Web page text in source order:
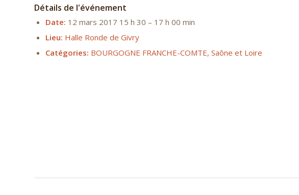
Détails de l'événement
Date: 12 mars 2017 15 h 30 – 17 h 00 min
Lieu: Halle Ronde de Givry
Catégories: BOURGOGNE FRANCHE-COMTE, Saône et Loire